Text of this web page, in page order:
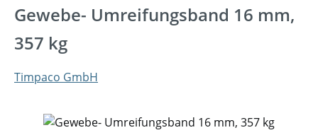
Gewebe- Umreifungsband 16 mm,
357 kg
Timpaco GmbH
Bildergalerie überspringen